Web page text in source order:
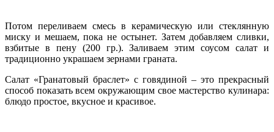
Потом переливаем смесь в керамическую или стеклянную
миску и мешаем, пока не остынет. Затем добавляем сливки,
взбитые в пену (200 гр.). Заливаем этим соусом салат и
традиционно украшаем зернами граната.
Салат «Гранатовый браслет» с говядиной – это прекрасный
способ показать всем окружающим свое мастерство кулинара:
блюдо простое, вкусное и красивое.